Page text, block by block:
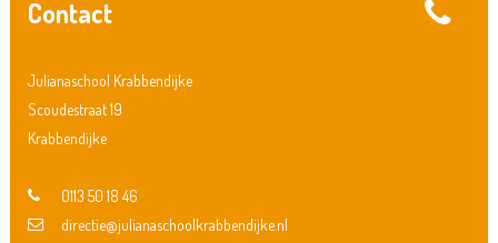
Contact
Julianaschool Krabbendijke
Scoudestraat 19
Krabbendijke
0113 50 18 46
directie@julianaschoolkrabbendijke.nl